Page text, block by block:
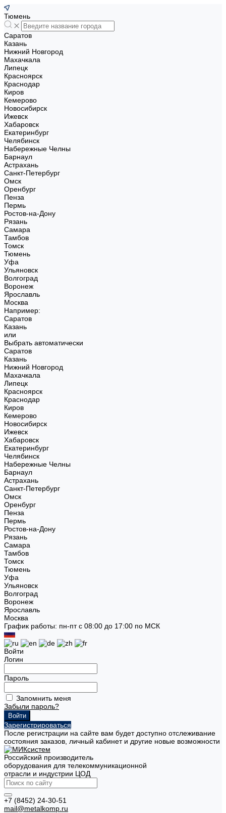
Тюмень
Саратов
Казань
Нижний Новгород
Махачкала
Липецк
Красноярск
Краснодар
Киров
Кемерово
Новосибирск
Ижевск
Хабаровск
Екатеринбург
Челябинск
Набережные Челны
Барнаул
Астрахань
Санкт-Петербург
Омск
Оренбург
Пенза
Пермь
Ростов-на-Дону
Рязань
Самара
Тамбов
Томск
Тюмень
Уфа
Ульяновск
Волгоград
Воронеж
Ярославль
Москва
Например:
Саратов
Казань
или
Выбрать автоматически
Саратов
Казань
Нижний Новгород
Махачкала
Липецк
Красноярск
Краснодар
Киров
Кемерово
Новосибирск
Ижевск
Хабаровск
Екатеринбург
Челябинск
Набережные Челны
Барнаул
Астрахань
Санкт-Петербург
Омск
Оренбург
Пенза
Пермь
Ростов-на-Дону
Рязань
Самара
Тамбов
Томск
Тюмень
Уфа
Ульяновск
Волгоград
Воронеж
Ярославль
Москва
График работы: пн-пт с 08:00 до 17:00 по МСК
Войти
Логин
Пароль
Запомнить меня
Забыли пароль?
Зарегистрироваться
После регистрации на сайте вам будет доступно отслеживание
состояния заказов, личный кабинет и другие новые возможности
Российский производитель
оборудования для телекоммуникационной
отрасли и индустрии ЦОД
+7 (8452) 24-30-51
mail@metalkomp.ru